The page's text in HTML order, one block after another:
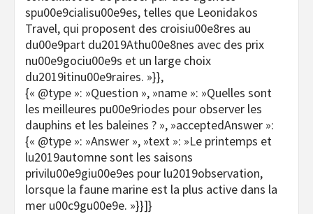
spu00e9cialisu00e9es, telles que Leonidakos
Travel, qui proposent des croisiu00e8res au
du00e9part du2019Athu00e8nes avec des prix
nu00e9gociu00e9s et un large choix
du2019itinu00e9raires. »}},
{« @type »: »Question », »name »: »Quelles sont
les meilleures pu00e9riodes pour observer les
dauphins et les baleines ? », »acceptedAnswer »:
{« @type »: »Answer », »text »: »Le printemps et
lu2019automne sont les saisons
privilu00e9giu00e9es pour lu2019observation,
lorsque la faune marine est la plus active dans la
mer u00c9gu00e9e. »}}]}